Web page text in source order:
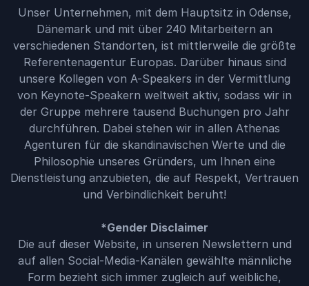
Unser Unternehmen, mit dem Hauptsitz in Odense,
Dänemark und mit über 240 Mitarbeitern an
verschiedenen Standorten, ist mittlerweile die größte
Referentenagentur Europas. Darüber hinaus sind
unsere Kollegen von A-Speakers in der Vermittlung
von Keynote-Speakern weltweit aktiv, sodass wir in
der Gruppe mehrere tausend Buchungen pro Jahr
durchführen. Dabei stehen wir in allen Athenas
Agenturen für die skandinavischen Werte und die
Philosophie unseres Gründers, um Ihnen eine
Dienstleistung anzubieten, die auf Respekt, Vertrauen
und Verbindlichkeit beruht!
*Gender Disclaimer
Die auf dieser Website, in unseren Newslettern und
auf allen Social-Media-Kanälen gewählte männliche
Form bezieht sich immer zugleich auf weibliche,